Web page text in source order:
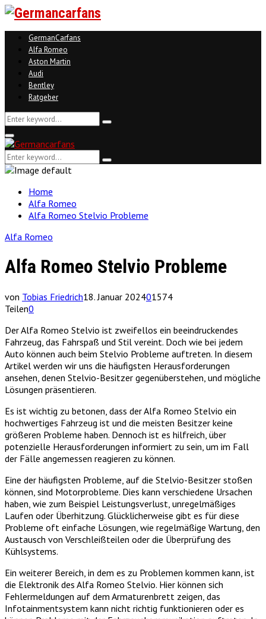
GermanCarfans
Alfa Romeo
Aston Martin
Audi
Bentley
Ratgeber
Search
for:
Search
Facebook
Twitter
Linkedin
Youtube
Primary
Menu
Search
for:
Search
Home
Alfa Romeo
Alfa Romeo Stelvio Probleme
Alfa Romeo
Alfa Romeo Stelvio Probleme
von Tobias Friedrich18. Januar 202401574
Teilen0
Der Alfa Romeo Stelvio ist zweifellos ein beeindruckendes
Fahrzeug, das Fahrspaß und Stil vereint. Doch wie bei jedem
Auto können auch beim Stelvio Probleme auftreten. In diesem
Artikel werden wir uns die häufigsten Herausforderungen
ansehen, denen Stelvio-Besitzer gegenüberstehen, und mögliche
Lösungen präsentieren.
Es ist wichtig zu betonen, dass der Alfa Romeo Stelvio ein
hochwertiges Fahrzeug ist und die meisten Besitzer keine
größeren Probleme haben. Dennoch ist es hilfreich, über
potenzielle Herausforderungen informiert zu sein, um im Fall
der Fälle angemessen reagieren zu können.
Eine der häufigsten Probleme, auf die Stelvio-Besitzer stoßen
können, sind Motorprobleme. Dies kann verschiedene Ursachen
haben, wie zum Beispiel Leistungsverlust, unregelmäßiges
Laufen oder Überhitzung. Glücklicherweise gibt es für diese
Probleme oft einfache Lösungen, wie regelmäßige Wartung, den
Austausch von Verschleißteilen oder die Überprüfung des
Kühlsystems.
Ein weiterer Bereich, in dem es zu Problemen kommen kann, ist
die Elektronik des Alfa Romeo Stelvio. Hier können sich
Fehlermeldungen auf dem Armaturenbrett zeigen, das
Infotainmentsystem kann nicht richtig funktionieren oder es